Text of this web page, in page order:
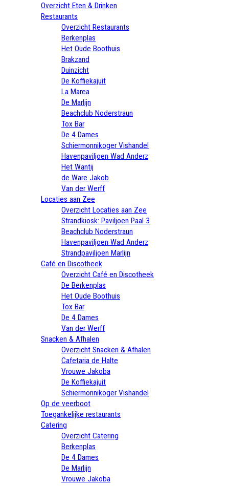
Overzicht Eten & Drinken
Restaurants
Overzicht Restaurants
Berkenplas
Het Oude Boothuis
Brakzand
Duinzicht
De Koffiekajuit
La Marea
De Marlijn
Beachclub Noderstraun
Tox Bar
De 4 Dames
Schiermonnikoger Vishandel
Havenpaviljoen Wad Anderz
Het Wantij
de Ware Jakob
Van der Werff
Locaties aan Zee
Overzicht Locaties aan Zee
Strandkiosk: Paviljoen Paal 3
Beachclub Noderstraun
Havenpaviljoen Wad Anderz
Strandpaviljoen Marlijn
Café en Discotheek
Overzicht Café en Discotheek
De Berkenplas
Het Oude Boothuis
Tox Bar
De 4 Dames
Van der Werff
Snacken & Afhalen
Overzicht Snacken & Afhalen
Cafetaria de Halte
Vrouwe Jakoba
De Koffiekajuit
Schiermonnikoger Vishandel
Op de veerboot
Toegankelijke restaurants
Catering
Overzicht Catering
Berkenplas
De 4 Dames
De Marlijn
Vrouwe Jakoba